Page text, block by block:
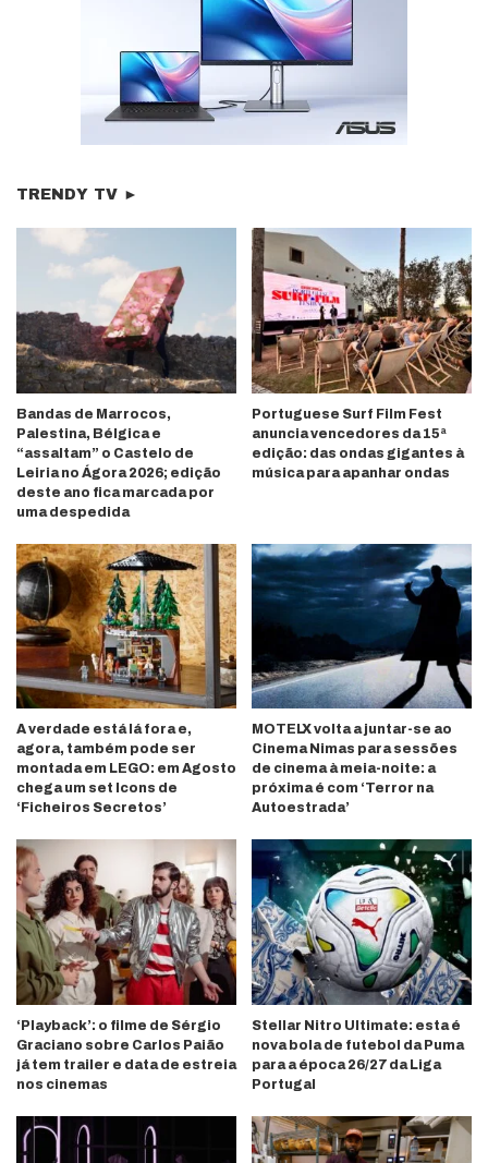
TRENDY TV ►
Bandas de Marrocos,
Palestina, Bélgica e
“assaltam” o Castelo de
Leiria no Ágora 2026; edição
deste ano fica marcada por
uma despedida
Portuguese Surf Film Fest
anuncia vencedores da 15ª
edição: das ondas gigantes à
música para apanhar ondas
A verdade está lá fora e,
agora, também pode ser
montada em LEGO: em Agosto
chega um set Icons de
‘Ficheiros Secretos’
MOTELX volta a juntar-se ao
Cinema Nimas para sessões
de cinema à meia-noite: a
próxima é com ‘Terror na
Autoestrada’
‘Playback’: o filme de Sérgio
Graciano sobre Carlos Paião
já tem trailer e data de estreia
nos cinemas
Stellar Nitro Ultimate: esta é
nova bola de futebol da Puma
para a época 26/27 da Liga
Portugal